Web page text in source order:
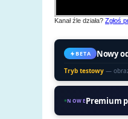
Kanał źle działa? Zgłoś
BETA Nowy
Tryb testowy —
NOWEPremium